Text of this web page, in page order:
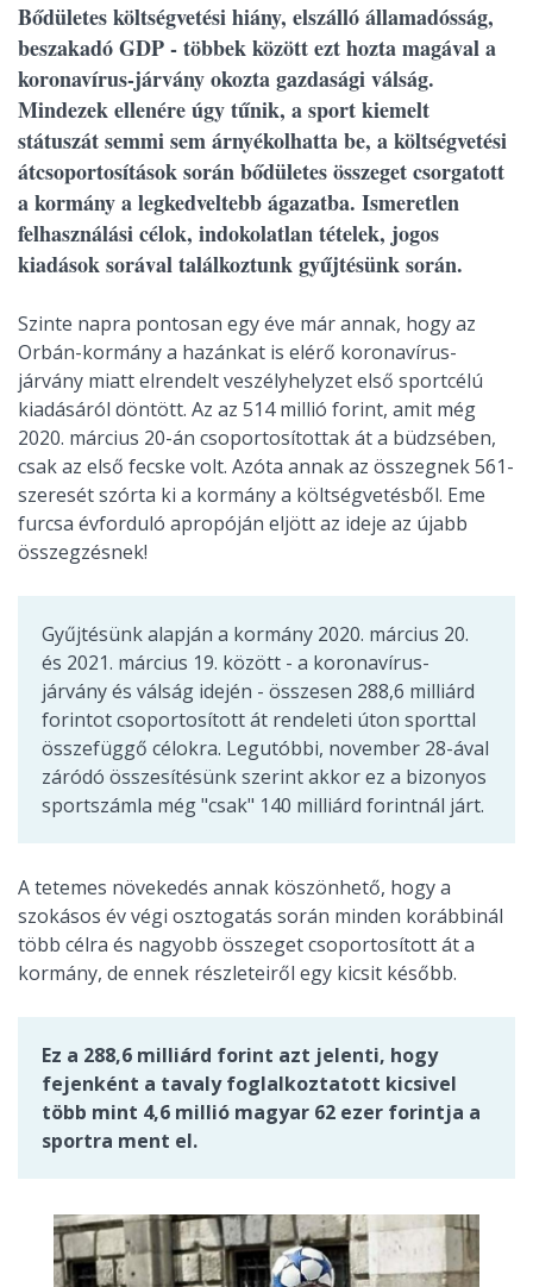
Bődületes költségvetési hiány, elszálló államadósság,
beszakadó GDP - többek között ezt hozta magával a
koronavírus-járvány okozta gazdasági válság.
Mindezek ellenére úgy tűnik, a sport kiemelt
státuszát semmi sem árnyékolhatta be, a költségvetési
átcsoportosítások során bődületes összeget csorgatott
a kormány a legkedveltebb ágazatba. Ismeretlen
felhasználási célok, indokolatlan tételek, jogos
kiadások sorával találkoztunk gyűjtésünk során.
Szinte napra pontosan egy éve már annak, hogy az
Orbán-kormány a hazánkat is elérő koronavírus-
járvány miatt elrendelt veszélyhelyzet első sportcélú
kiadásáról döntött. Az az 514 millió forint, amit még
2020. március 20-án csoportosítottak át a büdzsében,
csak az első fecske volt. Azóta annak az összegnek 561-
szeresét szórta ki a kormány a költségvetésből. Eme
furcsa évforduló apropóján eljött az ideje az újabb
összegzésnek!
Gyűjtésünk alapján a kormány 2020. március 20.
és 2021. március 19. között - a koronavírus-
járvány és válság idején - összesen 288,6 milliárd
forintot csoportosított át rendeleti úton sporttal
összefüggő célokra. Legutóbbi, november 28-ával
záródó összesítésünk szerint akkor ez a bizonyos
sportszámla még "csak" 140 milliárd forintnál járt.
A tetemes növekedés annak köszönhető, hogy a
szokásos év végi osztogatás során minden korábbinál
több célra és nagyobb összeget csoportosított át a
kormány, de ennek részleteiről egy kicsit később.
Ez a 288,6 milliárd forint azt jelenti, hogy
fejenként a tavaly foglalkoztatott kicsivel
több mint 4,6 millió magyar 62 ezer forintja a
sportra ment el.